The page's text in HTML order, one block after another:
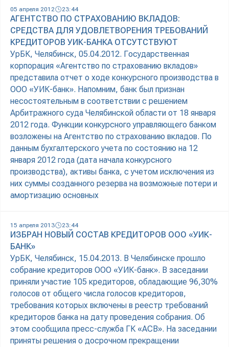
05 апреля 2012 23:44
АГЕНТСТВО ПО СТРАХОВАНИЮ ВКЛАДОВ:
СРЕДСТВА ДЛЯ УДОВЛЕТВОРЕНИЯ ТРЕБОВАНИЙ
КРЕДИТОРОВ УИК-БАНКА ОТСУТСТВУЮТ
УрБК, Челябинск, 05.04.2012. Государственная
корпорация «Агентство по страхованию вкладов»
представила отчет о ходе конкурсного производства в
ООО «УИК-банк». Напомним, банк был признан
несостоятельным в соответствии с решением
Арбитражного суда Челябинской области от 18 января
2012 года. Функции конкурсного управляющего банком
возложены на Агентство по страхованию вкладов. По
данным бухгалтерского учета по состоянию на 12
января 2012 года (дата начала конкурсного
производства), активы банка, с учетом исключения из
них суммы созданного резерва на возможные потери и
амортизацию основных
15 апреля 2013 23:44
ИЗБРАН НОВЫЙ СОСТАВ КРЕДИТОРОВ ООО «УИК-
БАНК»
УрБК, Челябинск, 15.04.2013. В Челябинске прошло
собрание кредиторов ООО «УИК-банк». В заседании
приняли участие 105 кредиторов, обладающие 96,30%
голосов от общего числа голосов кредиторов,
требования которых включены в реестр требований
кредиторов банка на дату проведения собрания. Об
этом сообщила пресс-служба ГК «АСВ». На заседании
приняты решения о досрочном прекращении